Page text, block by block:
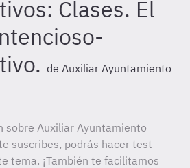
Clases. El
de Auxiliar Ayuntamiento
sobre Auxiliar Ayuntamiento
suscribes, podrás hacer test
tema. ¡También te facilitamos